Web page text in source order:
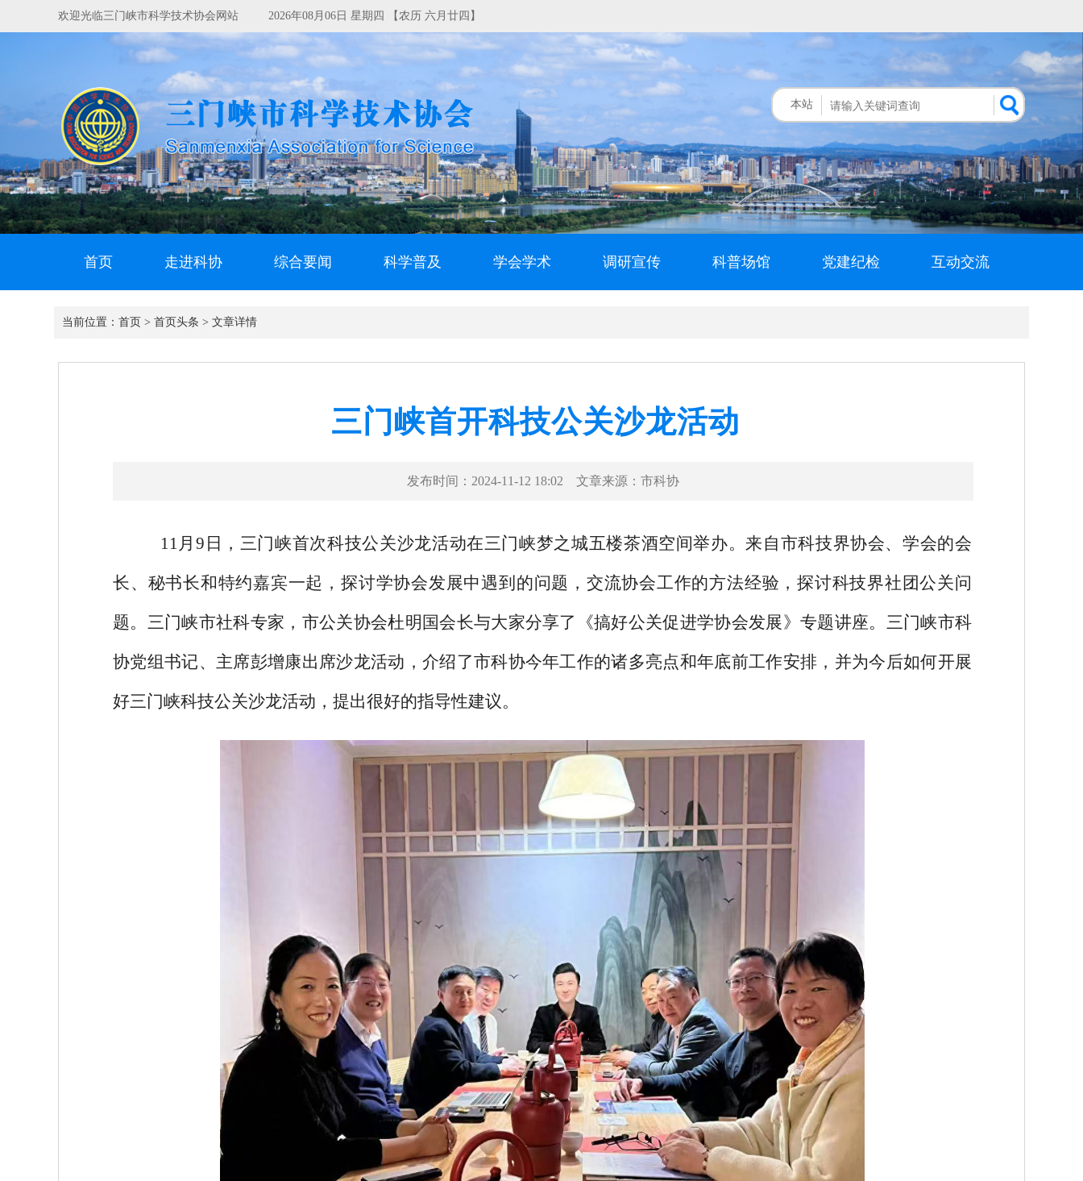
欢迎光临三门峡市科学技术协会网站 2026年08月06日 星期四 【农历 六月廿四】
本站
首页 走进科协 综合要闻 科学普及 学会学术 调研宣传 科普场馆 党建纪检 互动交流
当前位置： 首页 > 首页头条 > 文章详情
三门峡首开科技公关沙龙活动
发布时间： 2024-11-12 18:02 文章来源： 市科协
11月9日， 三门峡首次科技公关沙龙活动在三门峡梦之城五楼茶酒空间举办。来自市科技界协会、学会的会
长、秘书长和特约嘉宾一起，探讨学协会发展中遇到的问题，交流协会工作的方法经验，探讨科技界社团公关问
题。三门峡市社科专家，市公关协会杜明国会长与大家分享了《搞好公关促进学协会发展》专题讲座。三门峡市科
协党组书记、主席彭增康出席沙龙活动，介绍了市科协今年工作的诸多亮点和年底前工作安排，并为今后如何开展
好三门峡科技公关沙龙活动，提出很好的指导性建议。